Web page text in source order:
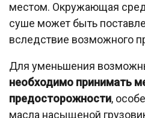
местом. Окружающая
суше может быть
вследствие возможного
Для уменьшения
необходимо принимать
предосторожности,
масла насыщеной